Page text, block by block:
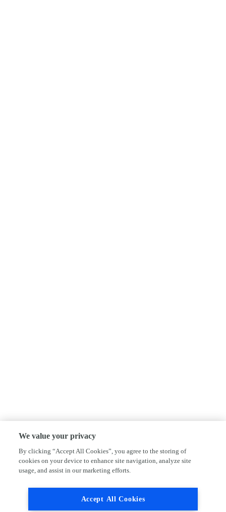
We value your privacy
By clicking “Accept All Cookies”, you agree to the storing of
cookies on your device to enhance site navigation, analyze site
usage, and assist in our marketing efforts.
Accept All Cookies